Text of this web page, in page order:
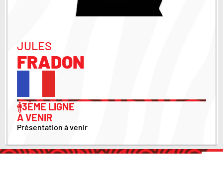
JULES
FRADON
3ÈME LIGNE
À VENIR
Présentation à venir